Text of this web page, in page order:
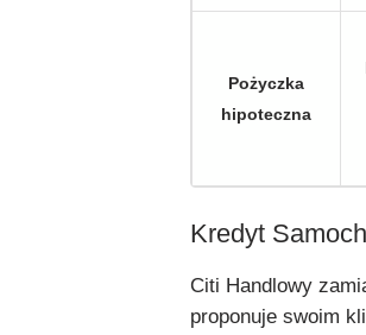
Pożyczka
hipoteczna
Kredyt
Citi Handlowy
proponuje swoim